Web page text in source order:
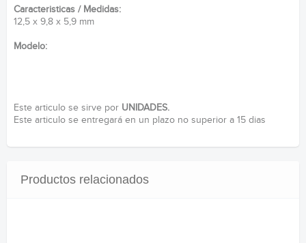
Caracteristicas / Medidas:
12,5 x 9,8 x 5,9 mm
Modelo:
Este articulo se sirve por UNIDADES.
Este articulo se entregará en un plazo no superior a 15 dias
Productos relacionados